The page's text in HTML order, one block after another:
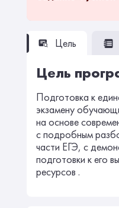
Цель
Цель
Подготовка к
экзамену
на основе
с подробным
части ЕГЭ, с
подготовки к его
ресурсов .